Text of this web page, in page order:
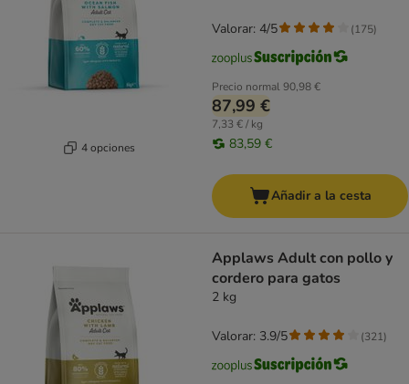
4 opciones
Precio normal90,98 €
87,99 €
7,33 € / kg
83,59 €
Valorar: 4/5 (175)
Añadir a la cesta
Applaws Adult con pollo y
cordero para gatos
2 kg
Valorar: 3.9/5 (321)